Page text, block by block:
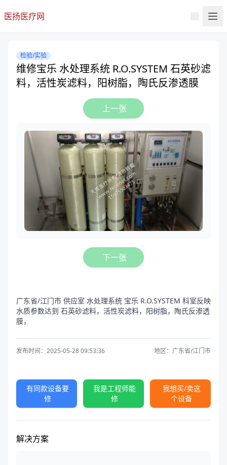
医扬医疗网
检验/实验
维修宝乐 水处理系统 R.O.SYSTEM 石英砂滤
料，活性炭滤料，阳树脂，陶氏反渗透膜
上一张
下一张
广东省/江门市 供应室 水处理系统 宝乐 R.O.SYSTEM 科室反映
水质参数达到 石英砂滤料，活性炭滤料，阳树脂，陶氏反渗透
膜，
发布时间：2025-05-28 09:53:36 地区：广东省/江门市
有同款设备要
修
我是工程师能
修
我想买/卖这
个设备
解决方案